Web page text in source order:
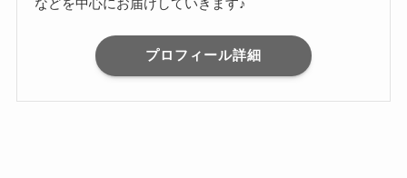
などを中心にお届けしていきます♪
プロフィール詳細